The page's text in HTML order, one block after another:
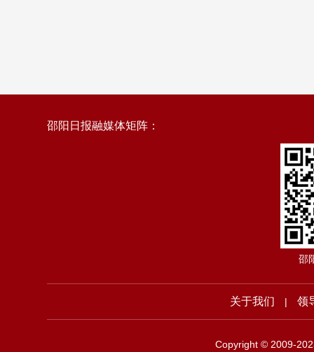
邵阳日报融媒体矩阵：
邵
关于我们 | 领
Copyright © 2009-